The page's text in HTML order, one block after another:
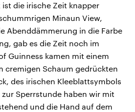
die irische Zeit knapper
Minaun View,
Abenddämmerung in die Farbe
gab es die Zeit noch im
Guinness kamen mit einem
cremigen Schaum gedrückten
des irischen Kleeblattsymbols
zur Sperrstunde haben wir mit
und die Hand auf dem